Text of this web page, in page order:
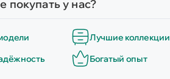
покупать у нас?
Лучшие коллекции
Богатый опыт